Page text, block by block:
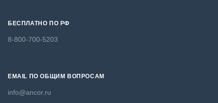
БЕСПЛАТНО ПО РФ
8-800-700-5203
EMAIL ПО ОБЩИМ ВОПРОСАМ
info@ancor.ru